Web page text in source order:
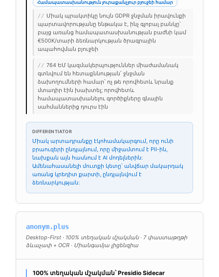
Համապատասխանություն յուրաքանչյուր բյուջեի համար
// Միակ պրակտիկը նույն GDPR ջնջման իրավունքի
պարտավորությանը ենթակա է, ինչ գլոբալ բանկը՝
բայց առանց համապատասխանության բաժնի կամ
€500K/տարի ձեռնարկության ծրագրային
ապահովման բյուջեի
// 764 ԵՄ կազմակերպություններ միաժամանակ
գտնվում են հետաքննության՝ ջնջման
ձախողումների համար՝ ոչ թե որովհետև նրանք
մտադիր էին խախտել; որովհետև
համապատասխանելու գործիքները գնային
սահմաններից դուրս էին
DIFFERENTIATOR
Միակ արտադրանքը էկոհամակարգում, որը ունի
բրաուզերի ընդլայնում, որը միջամտում է PII-ին,
նախքան այն հասնում է AI մոդելներին:
Ամենահասանելի մուտքի կետը՝ անվճար մակարդակ
առանց կրեդիտ քարտի, ընդլայնվում է
ձեռնարկության:
anonym.plus
Desktop-First · 100% տեղական մշակման · 7 փաստաթղթի
ձևաչափ + OCR · Միանգամյա լիցենզիա
100% տեղական մշակման՝ Presidio Sidecar